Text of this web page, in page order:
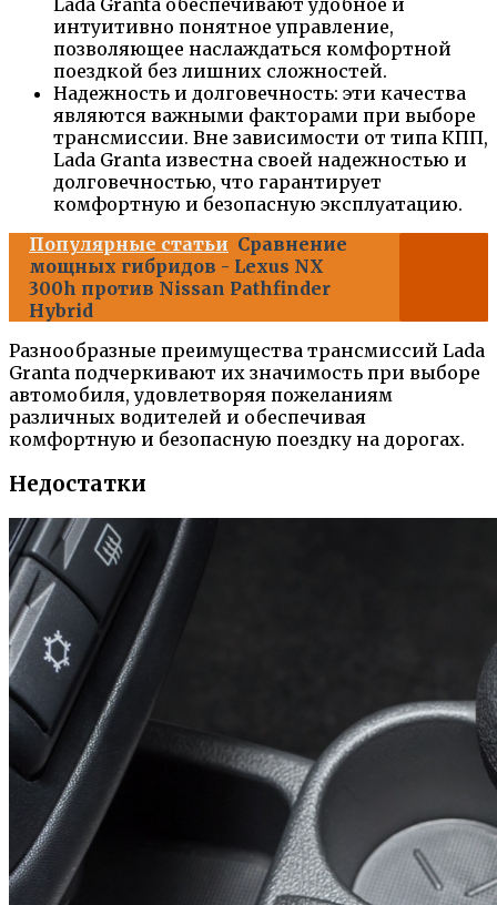
Lada Granta обеспечивают удобное и
интуитивно понятное управление,
позволяющее наслаждаться комфортной
поездкой без лишних сложностей.
Надежность и долговечность: эти качества
являются важными факторами при выборе
трансмиссии. Вне зависимости от типа КПП,
Lada Granta известна своей надежностью и
долговечностью, что гарантирует
комфортную и безопасную эксплуатацию.
Популярные статьи Сравнение
мощных гибридов - Lexus NX
300h против Nissan Pathfinder
Hybrid
Разнообразные преимущества трансмиссий Lada
Granta подчеркивают их значимость при выборе
автомобиля, удовлетворяя пожеланиям
различных водителей и обеспечивая
комфортную и безопасную поездку на дорогах.
Недостатки